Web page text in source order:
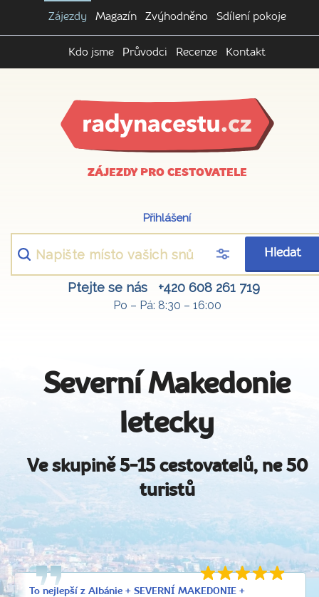
Zájezdy Magazín Zvýhodněno Sdílení pokoje
Kdo jsme Průvodci Recenze Kontakt
ZÁJEZDY PRO CESTOVATELE
Přihlášení
Hledat
Ptejte se nás +420 608 261 719
Po – Pá: 8:30 – 16:00
Severní Makedonie
letecky
Ve skupině 5-15 cestovatelů, ne 50
turistů
To nejlepší z Albánie + SEVERNÍ MAKEDONIE +